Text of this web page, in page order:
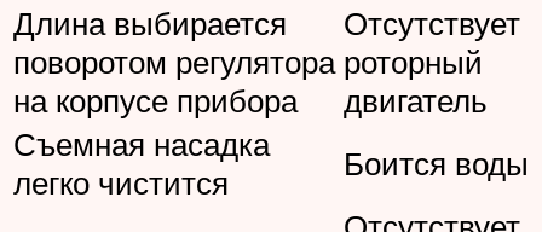
Длина выбирается
поворотом регулятора
на корпусе прибора
Отсутствует
роторный
двигатель
Съемная насадка
легко чистится
Боится воды